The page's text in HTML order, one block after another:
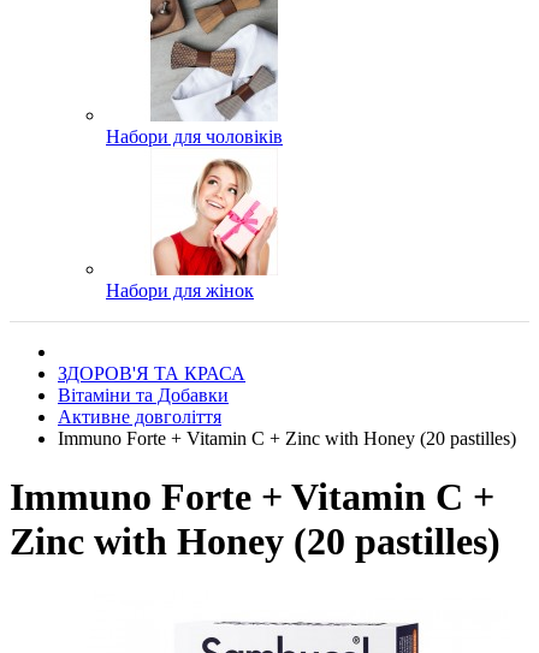
Набори для чоловіків
Набори для жінок
ЗДОРОВ'Я ТА КРАСА
Вітаміни та Добавки
Активне довголіття
Immuno Forte + Vitamin C + Zinc with Honey (20 pastilles)
Immuno Forte + Vitamin C +
Zinc with Honey (20 pastilles)